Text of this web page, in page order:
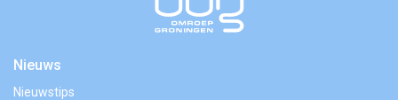
Nieuws
Nieuwstips